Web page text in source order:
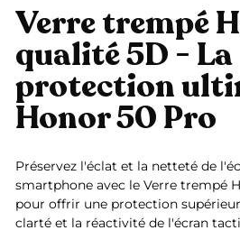
Verre trempé
qualité 5D - La
protection
Honor 50 Pro
Préservez l'éclat et la netteté de
smartphone avec le Verre trempé
pour offrir une protection
clarté et la réactivité de l'écran